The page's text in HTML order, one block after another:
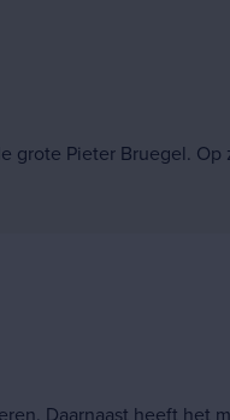
grote Pieter Bruegel.
Daarnaast heeft het